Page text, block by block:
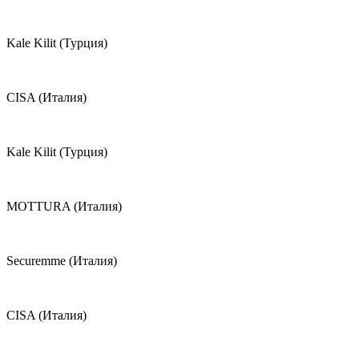
Kale Kilit (Турция)
CISA (Италия)
Kale Kilit (Турция)
MОTTURA (Италия)
Securemme (Италия)
CISA (Италия)